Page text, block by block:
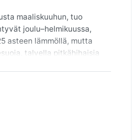
maaliskuuhun, tuo
joulu–helmikuussa,
asteen lämmöllä, mutta
talvella pitkähihaisia
ukkoset, jotka saattavat
ei koeta. Alueen